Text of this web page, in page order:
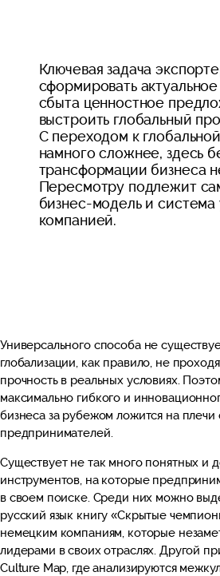
Ключевая задача
сформировать
сбыта ценностное
выстроить глобальный
С переходом к
намного сложнее, здесь
трансформации бизнеса
Пересмотру подлежит
бизнес-модель и система
компанией.
Универсального способа не
глобализации, как правило, не
прочность в реальных условиях.
максимально гибкого и
бизнеса за рубежом ложится на плечи
предпринимателей.
Существует не так много понятных и
инструментов, на которые
в своем поиске. Среди них можно
русский язык книгу «Скрытые
немецким компаниям, которые
лидерами в своих отраслях. Другой
Culture Map, где анализируются